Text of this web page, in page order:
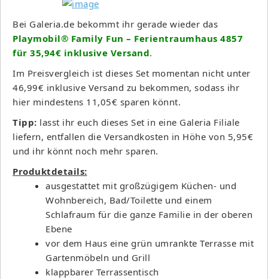
Bei Galeria.de bekommt ihr gerade wieder das
Playmobil® Family Fun – Ferientraumhaus 4857
für 35,94€ inklusive Versand.
Im Preisvergleich ist dieses Set momentan nicht unter
46,99€ inklusive Versand zu bekommen, sodass ihr
hier mindestens 11,05€ sparen könnt.
Tipp: lasst ihr euch dieses Set in eine Galeria Filiale
liefern, entfallen die Versandkosten in Höhe von 5,95€
und ihr könnt noch mehr sparen.
Produktdetails:
ausgestattet mit großzügigem Küchen- und
Wohnbereich, Bad/Toilette und einem
Schlafraum für die ganze Familie in der oberen
Ebene
vor dem Haus eine grün umrankte Terrasse mit
Gartenmöbeln und Grill
klappbarer Terrassentisch